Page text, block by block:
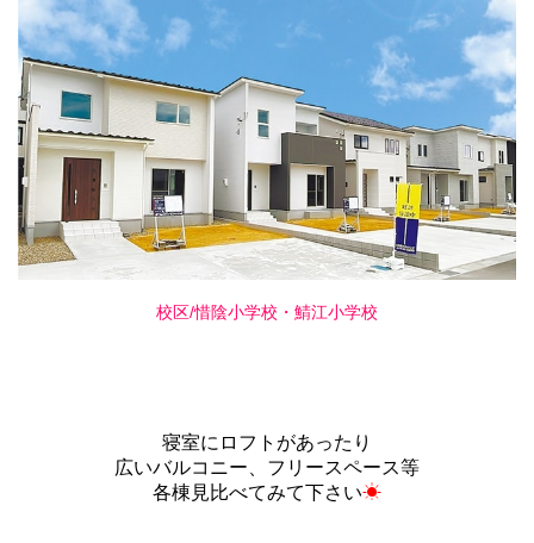
校区/惜陰小学校・鯖江小学校
寝室にロフトがあったり
広いバルコニー、フリースペース等
各棟見比べてみて下さい☀